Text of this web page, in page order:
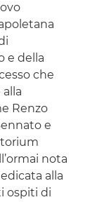
e della
che
Renzo
e
nota
alla
ospiti di